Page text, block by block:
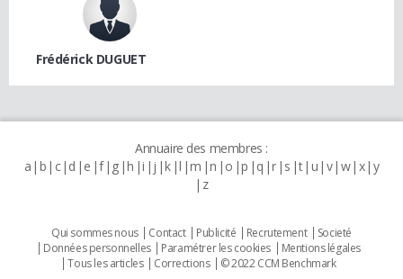
Frédérick DUGUET
Annuaire des membres :
a b c d e f g h i j k l m n o p q r s t u v w x y
z
Qui sommes nous Contact Publicité Recrutement
Societé
Données personnelles
Paramétrer les cookies
Mentions légales
Tous les articles
Corrections © 2022 CCM Benchmark